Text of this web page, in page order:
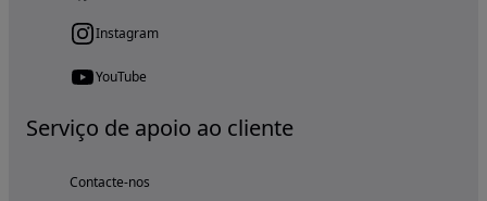
Instagram
YouTube
Serviço de apoio ao cliente
Contacte-nos